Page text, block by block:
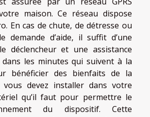
maison. Ce réseau dispose
En cas de chute, de détresse ou
demande d’aide, il suffit d’une
déclencheur et une assistance
les minutes qui suivent à la
bénéficier des bienfaits de la
vous devez installer dans votre
qu’il faut pour permettre le
du dispositif. Cette